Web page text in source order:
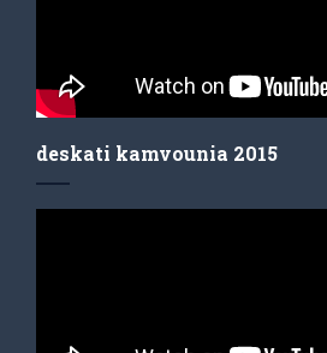
deskati kamvounia 2015